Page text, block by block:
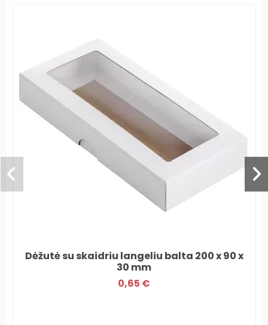
Dėžutė su skaidriu langeliu balta 200 x 90 x
30 mm
0,65 €